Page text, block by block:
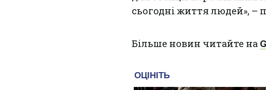
сьогодні життя людей», –
Більше новин читайте на